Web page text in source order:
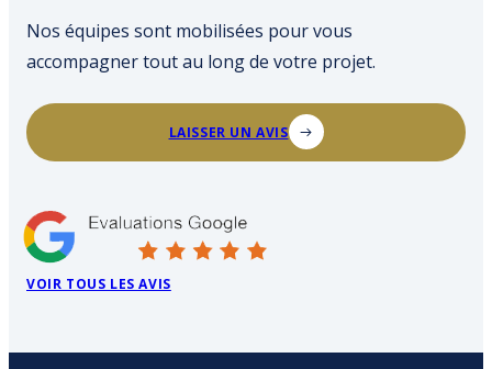
Nos équipes sont mobilisées pour vous
accompagner tout au long de votre projet.
LAISSER UN AVIS
VOIR TOUS LES AVIS